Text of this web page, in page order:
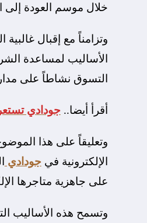
خلال موسم العودة إلى
الأساليب لمساعدة
التسوق نشاطاً على
أقرأ أيضا..جودادي
وتعليقاً على هذا
الإلكترونية فيجودادي
على جاهزية متاجرها
وتسمح هذه الأساليب